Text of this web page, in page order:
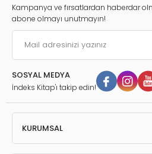
Şakir ŞAHİN
Ülke Riskini Etkileyen Faktörler ve
Analizi, Doç. Dr. Hakkı ÖZTÜRK
Verilerle Ser Maye Piyasamızda
Alanlar ve Öneriler, Dr. Öğr. Üyesi Berra
Kampanya ve fırsatlardan haberdar
abone olmayı unutmayın!
SOSYAL MEDYA
İndeks Kitap'ı takip edin!
KURUMSAL